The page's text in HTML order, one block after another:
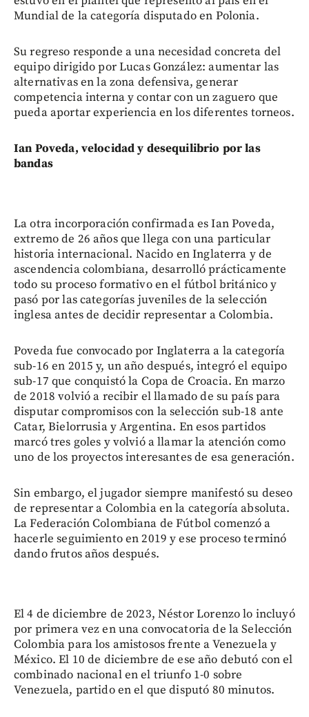
Mundial de la categoría disputado en Polonia.
Su regreso responde a una necesidad concreta del
equipo dirigido por Lucas González: aumentar las
alternativas en la zona defensiva, generar
competencia interna y contar con un zaguero que
pueda aportar experiencia en los diferentes torneos.
Ian Poveda, velocidad y desequilibrio por las
bandas
La otra incorporación confirmada es Ian Poveda,
extremo de 26 años que llega con una particular
historia internacional. Nacido en Inglaterra y de
ascendencia colombiana, desarrolló prácticamente
todo su proceso formativo en el fútbol británico y
pasó por las categorías juveniles de la selección
inglesa antes de decidir representar a Colombia.
Poveda fue convocado por Inglaterra a la categoría
sub-16 en 2015 y, un año después, integró el equipo
sub-17 que conquistó la Copa de Croacia. En marzo
de 2018 volvió a recibir el llamado de su país para
disputar compromisos con la selección sub-18 ante
Catar, Bielorrusia y Argentina. En esos partidos
marcó tres goles y volvió a llamar la atención como
uno de los proyectos interesantes de esa generación.
Sin embargo, el jugador siempre manifestó su deseo
de representar a Colombia en la categoría absoluta.
La Federación Colombiana de Fútbol comenzó a
hacerle seguimiento en 2019 y ese proceso terminó
dando frutos años después.
El 4 de diciembre de 2023, Néstor Lorenzo lo incluyó
por primera vez en una convocatoria de la Selección
Colombia para los amistosos frente a Venezuela y
México. El 10 de diciembre de ese año debutó con el
combinado nacional en el triunfo 1-0 sobre
Venezuela, partido en el que disputó 80 minutos.